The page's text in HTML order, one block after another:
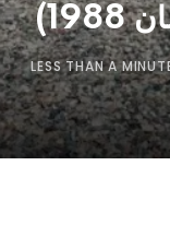
LESS THAN A